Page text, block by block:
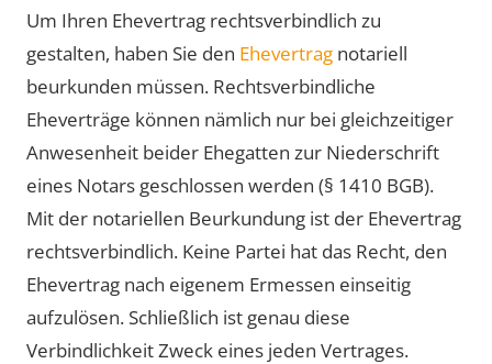
Um Ihren Ehevertrag rechtsverbindlich zu
gestalten, haben Sie den Ehevertrag notariell
beurkunden müssen. Rechtsverbindliche
Eheverträge können nämlich nur bei gleichzeitiger
Anwesenheit beider Ehegatten zur Niederschrift
eines Notars geschlossen werden (§ 1410 BGB).
Mit der notariellen Beurkundung ist der Ehevertrag
rechtsverbindlich. Keine Partei hat das Recht, den
Ehevertrag nach eigenem Ermessen einseitig
aufzulösen. Schließlich ist genau diese
Verbindlichkeit Zweck eines jeden Vertrages.